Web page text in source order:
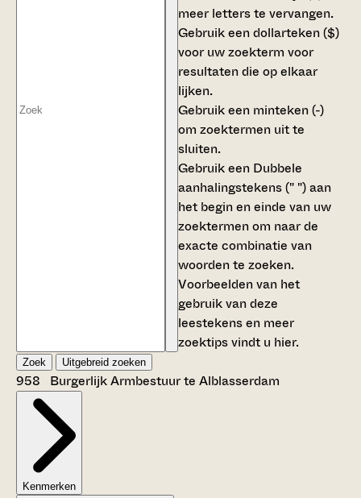
meer letters te vervangen.
Gebruik eendollarteken ($)
voor uw zoekterm voor
resultaten die op elkaar
lijken.
Gebruik een minteken (-)
om zoektermen uit te
sluiten.
Gebruik een Dubbele
aanhalingstekens (" ")aan
het begin en einde van uw
zoektermen om naar de
exacte combinatie van
woorden te zoeken.
Voorbeelden van het
gebruik van deze
leestekens en meer
zoektips vindt u hier.
Zoek Uitgebreid zoeken
958 Burgerlijk Armbestuur te Alblasserdam
Kenmerken